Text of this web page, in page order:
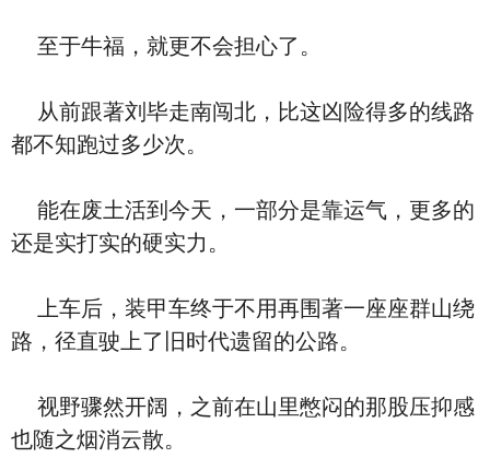
至于牛福，就更不会担心了。
从前跟著刘毕走南闯北，比这凶险得多的线路
都不知跑过多少次。
能在废土活到今天，一部分是靠运气，更多的
还是实打实的硬实力。
上车后，装甲车终于不用再围著一座座群山绕
路，径直驶上了旧时代遗留的公路。
视野骤然开阔，之前在山里憋闷的那股压抑感
也随之烟消云散。